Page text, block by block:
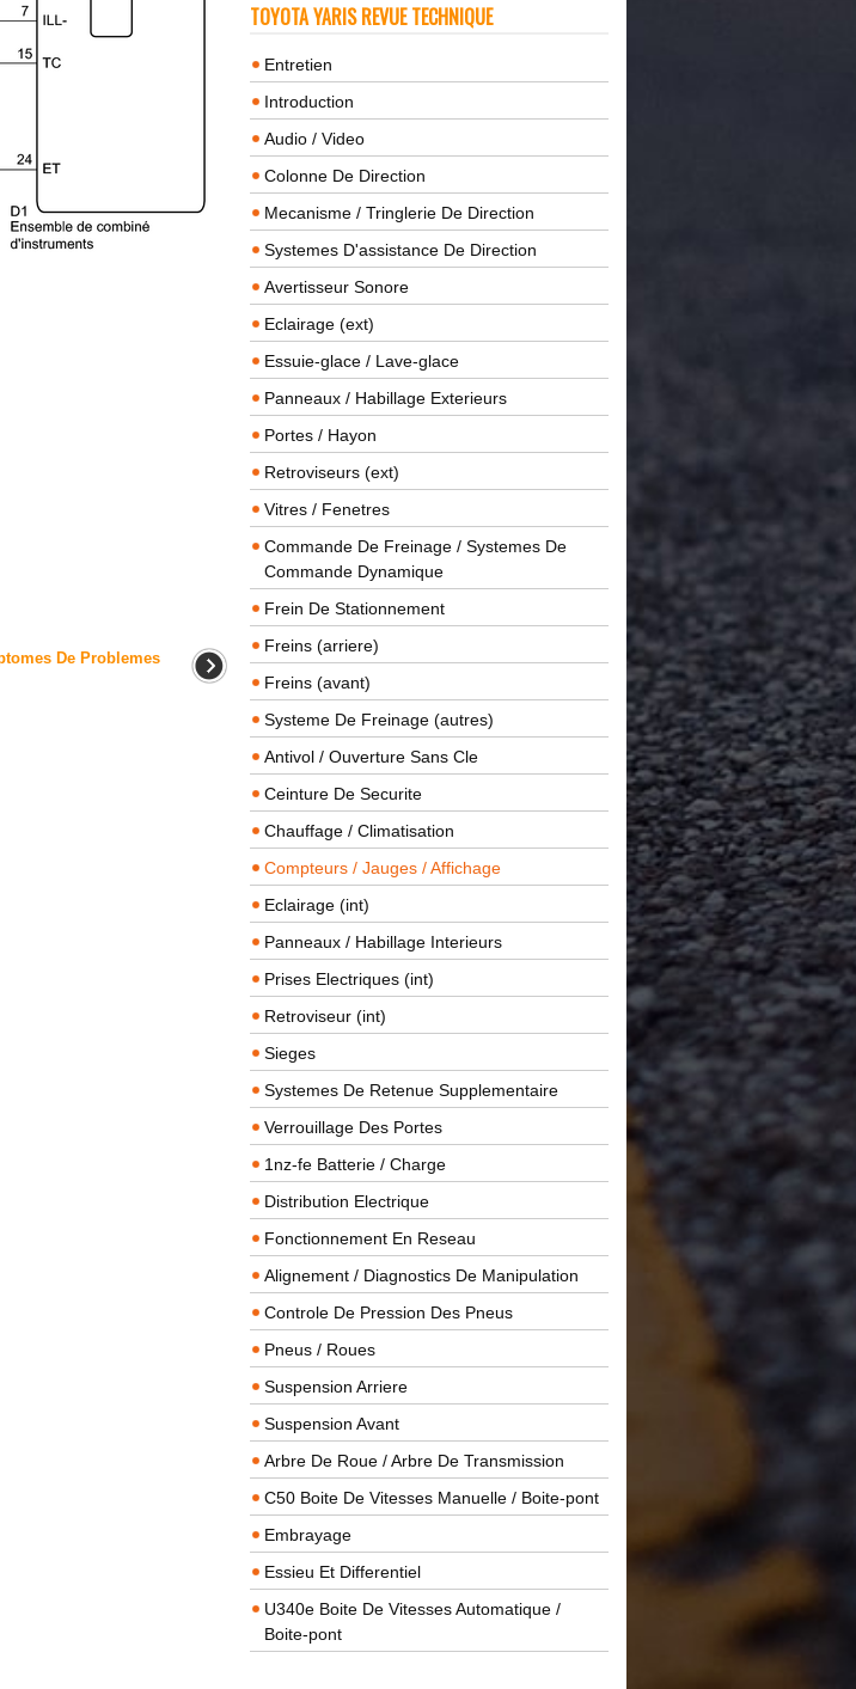
De Problemes
TOYOTA YARIS REVUE TECHNIQUE
Entretien
Introduction
Audio / Video
Colonne De Direction
Mecanisme / Tringlerie De Direction
Systemes D'assistance De Direction
Avertisseur Sonore
Eclairage (ext)
Essuie-glace / Lave-glace
Panneaux / Habillage Exterieurs
Portes / Hayon
Retroviseurs (ext)
Vitres / Fenetres
Commande De Freinage / Systemes De
Commande Dynamique
Frein De Stationnement
Freins (arriere)
Freins (avant)
Systeme De Freinage (autres)
Antivol / Ouverture Sans Cle
Ceinture De Securite
Chauffage / Climatisation
Compteurs / Jauges / Affichage
Eclairage (int)
Panneaux / Habillage Interieurs
Prises Electriques (int)
Retroviseur (int)
Sieges
Systemes De Retenue Supplementaire
Verrouillage Des Portes
1nz-fe Batterie / Charge
Distribution Electrique
Fonctionnement En Reseau
Alignement / Diagnostics De Manipulation
Controle De Pression Des Pneus
Pneus / Roues
Suspension Arriere
Suspension Avant
Arbre De Roue / Arbre De Transmission
C50 Boite De Vitesses Manuelle / Boite-pont
Embrayage
Essieu Et Differentiel
U340e Boite De Vitesses Automatique /
Boite-pont